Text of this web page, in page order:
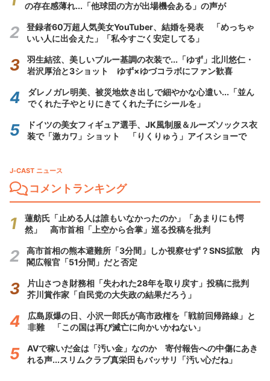
の存在感薄れ...「他球団の方が出場機会ある」の声が
登録者60万超人気美女YouTuber、結婚を発表 「めっちゃ
いい人に出会えた」「私今すごく安定してる」
羽生結弦、美しいブルー基調の衣装で...「ゆず」北川悠仁・
岩沢厚治と3ショット ゆず×ゆづコラボにファン歓喜
ダレノガレ明美、被災地炊き出しで細やかな心遣い...「並ん
でくれた子やとりにきてくれた子にシールを」
ドイツの美女フィギュア選手、JK風制服＆ルーズソックス衣
装で「激カワ」ショット 「りくりゅう」アイスショーで
J-CAST ニュース
コメントランキング
蓮舫氏「止める人は誰もいなかったのか」「あまりにも愕
然」 高市首相「上空から合掌」巡る投稿を批判
高市首相の熊本避難所「3分間」しか視察せず？SNS拡散 内
閣広報官「51分間」だと否定
片山さつき財務相「失われた28年を取り戻す」投稿に批判
芥川賞作家「自民党の大失政の結果だろう」
広島原爆の日、小沢一郎氏が高市政権を「戦前回帰路線」と
非難 「この国は再び滅亡に向かいかねない」
AVで稼いだ金は「汚い金」なのか 寄付報告への中傷にあき
れる声...スリムクラブ真栄田もバッサリ「汚い心だね」